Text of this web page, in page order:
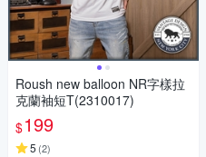
Roush new balloon NR字樣拉
克蘭袖短T(2310017)
$199
5 (2)